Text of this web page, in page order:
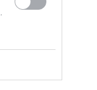
sziget lehetősége
történetekfanatikus